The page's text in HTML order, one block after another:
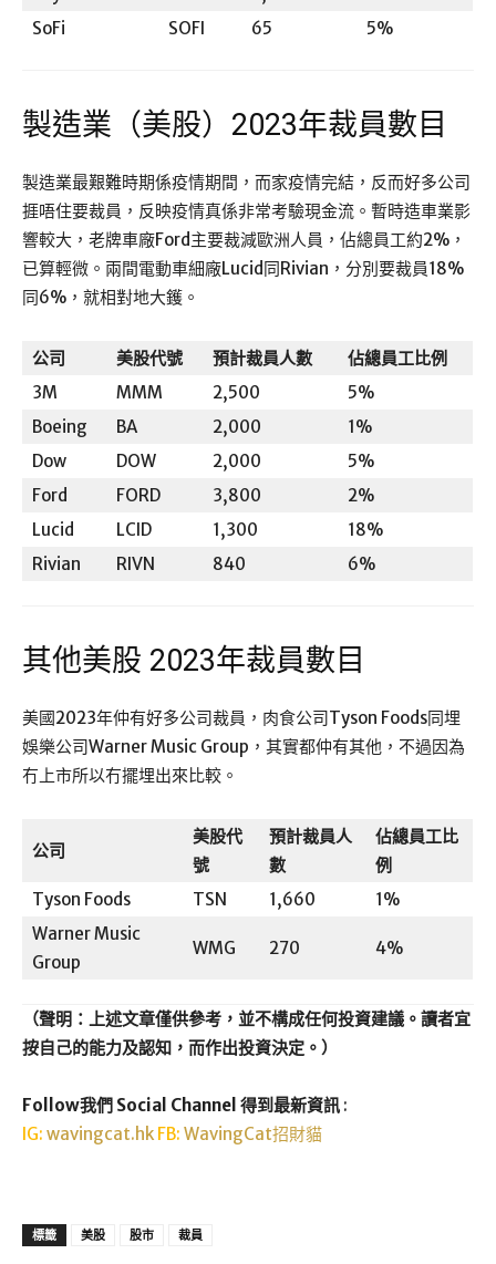
SoFi
SOFI 65 5%
製造業（美股）2023年裁員數目
製造業最艱難時期係疫情期間，而家疫情完結，反而好多公司
捱唔住要裁員，反映疫情真係非常考驗現金流。暫時造車業影
響較大，老牌車廠Ford主要裁減歐洲人員，佔總員工約2%，
已算輕微。兩間電動車細廠Lucid同Rivian，分別要裁員18%
同6%，就相對地大鑊。
公司 美股代號 預計裁員人數
佔總員工比例
3M
MMM 2,500
5%
Boeing
BA 2,000
1%
Dow
DOW 2,000
5%
Ford
FORD 3,800
2%
Lucid
LCID 1,300
18%
Rivian
RIVN 840 6%
其他美股 2023年裁員數目
美國2023年仲有好多公司裁員，肉食公司Tyson Foods同埋
娛樂公司Warner Music Group，其實都仲有其他，不過因為
冇上市所以冇擺埋出來比較。
公司
美股代
號
預計裁員人
數
佔總員工比
例
Tyson Foods
TSN 1,660
1%
Warner Music
Group
WMG 270 4%
（聲明：上述文章僅供參考，並不構成任何投資建議。讀者宜
按自己的能力及認知，而作出投資決定。）
Follow我們 Social Channel 得到最新資訊 :
IG: wavingcat.hk FB: WavingCat招財貓
標籤 美股 股市 裁員